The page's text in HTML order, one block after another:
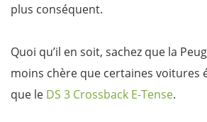
plus conséquent.
Quoi qu’il en soit, sachez que la
moins chère que certaines voitures
que le DS 3 Crossback E-Tense.